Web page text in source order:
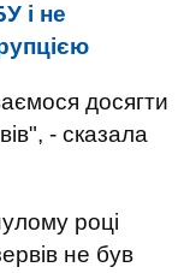
і не
досягти
- сказала
році
не був